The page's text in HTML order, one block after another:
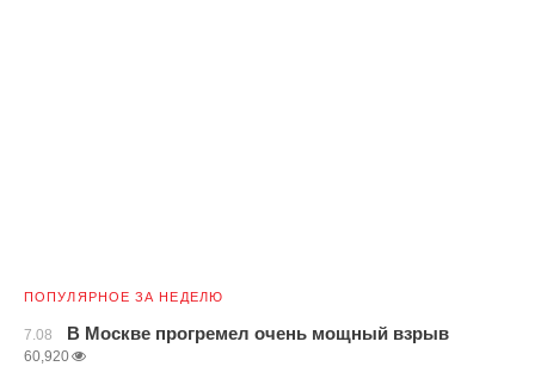
ПОПУЛЯРНОЕ ЗА НЕДЕЛЮ
7.08 В Москве прогремел очень мощный взрыв
60,920